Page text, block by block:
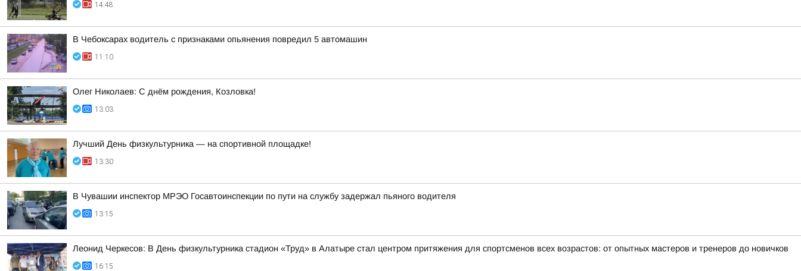
14:48
В Чебоксарах водитель с признаками опьянения повредил 5 автомашин
11:10
Олег Николаев: С днём рождения, Козловка!
13:03
Лучший День физкультурника — на спортивной площадке!
13:30
В Чувашии инспектор МРЭО Госавтоинспекции по пути на службу задержал пьяного водителя
13:15
Леонид Черкесов: В День физкультурника стадион «Труд» в Алатыре стал центром притяжения для спортсменов всех возрастов: от опытных мастеров и тренеров до новичков
16:15